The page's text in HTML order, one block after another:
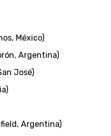
México)
Argentina)
José)
Argentina)